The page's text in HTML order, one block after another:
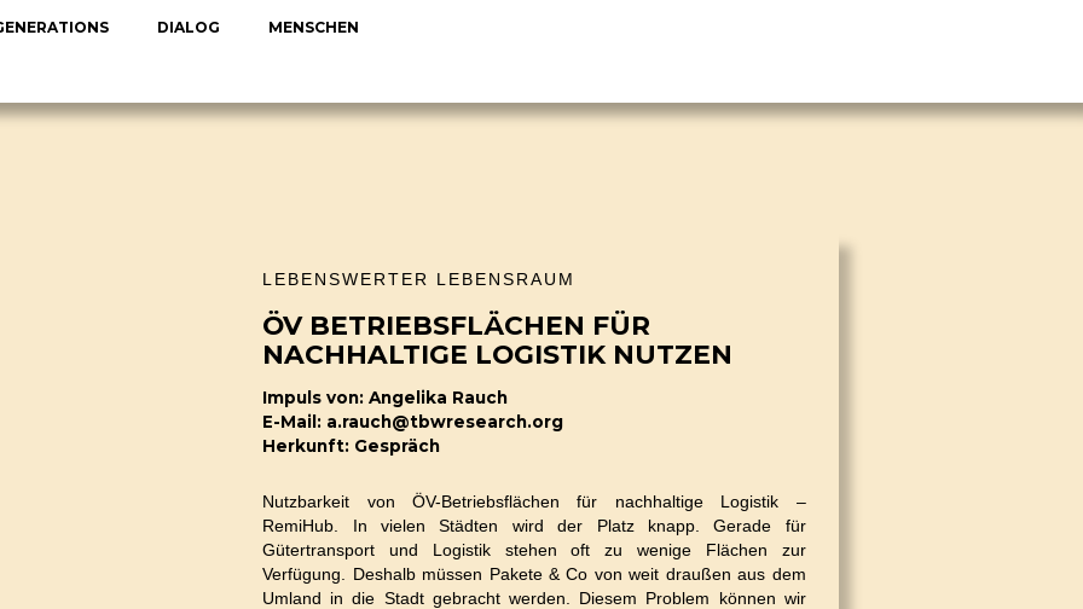
DIALOG MENSCHEN
LEBENSWERTER LEBENSRAUM
ÖV BETRIEBSFLÄCHEN FÜR
NACHHALTIGE LOGISTIK NUTZEN
Impuls von: Angelika Rauch
E-Mail: a.rauch@tbwresearch.org
Herkunft: Gespräch
Nutzbarkeit von ÖV-Betriebsflächen für nachhaltige Logistik –
RemiHub. In vielen Städten wird der Platz knapp. Gerade für
Gütertransport und Logistik stehen oft zu wenige Flächen zur
Verfügung. Deshalb müssen Pakete & Co von weit draußen aus dem
Umland in die Stadt gebracht werden. Diesem Problem können wir